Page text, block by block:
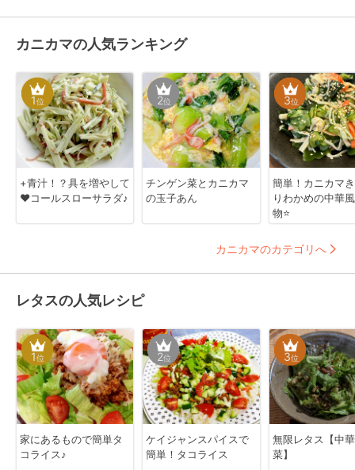
カニカマの人気ランキング
1位
+青汁！？具を増やして
❤コールスローサラダ♪
2位
チンゲン菜とカニカマ
の玉子あん
3位
簡単！カニカマ
りわかめの中華
物⭐
カニカマのカテゴリへ
レタスの人気レシピ
1位
家にあるもので簡単タ
コライス♪
2位
ケイジャンスパイスで
簡単！タコライス
3位
無限レタス【中
菜】